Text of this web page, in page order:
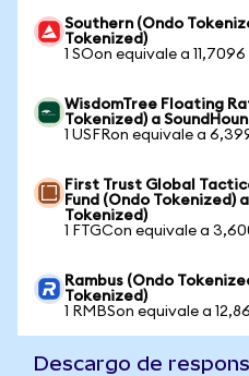
Southern (Ondo
Tokenized)
1 SOon equivale a
WisdomTree Floating
Tokenized) a
1 USFRon equivale a
First Trust Global
Fund (Ondo Tokenized)
Tokenized)
1 FTGCon equivale a
Rambus (Ondo
Tokenized)
1 RMBSon equivale a
Descargo de